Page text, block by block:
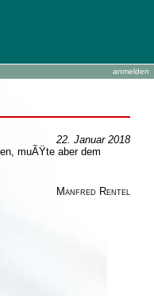
anmelden
22. Januar 2018
muÃŸte aber dem
Manfred Rentel